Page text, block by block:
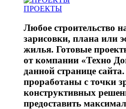
ПРОЕКТЫ
Любое строительство
зарисовки, плана или
жилья. Готовые
от компании «Техно
данной странице
проработаны с точки
конструктивных
предоставить